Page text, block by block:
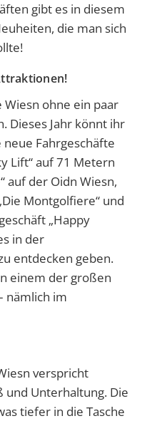
gibt es in diesem
die man sich
Wiesn ohne ein paar
Dieses Jahr könnt ihr
Fahrgeschäfte
Lift“ auf 71 Metern
auf der Oidn Wiesn,
Montgolfiere“ und
„Happy
in der
entdecken geben.
einem der großen
nämlich im
verspricht
und Unterhaltung. Die
tiefer in die Tasche